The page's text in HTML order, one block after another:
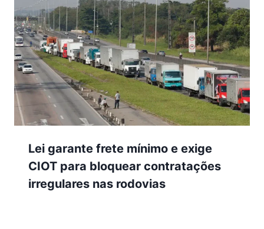
Lei garante frete mínimo e exige
CIOT para bloquear contratações
irregulares nas rodovias